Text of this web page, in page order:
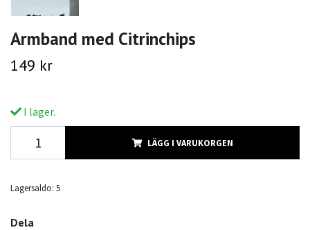
Armband med Citrinchips
149 kr
I lager.
LÄGG I VARUKORGEN
Lagersaldo: 5
Dela